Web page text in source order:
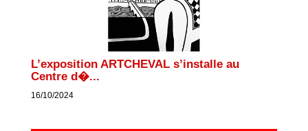
L’exposition ARTCHEVAL s’installe au
Centre d�...
16/10/2024